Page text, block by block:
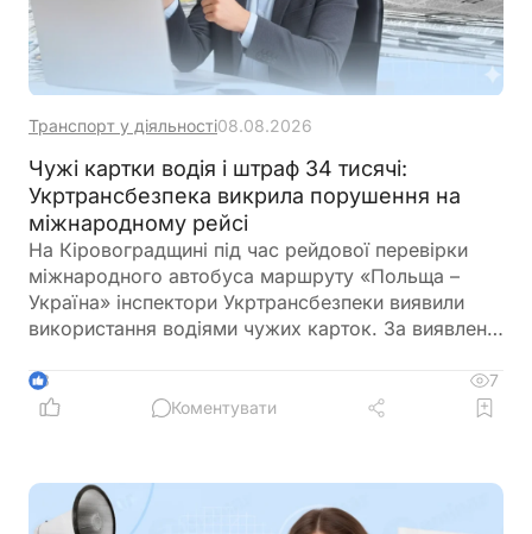
Транспорт у діяльності08.08.2026
Чужі картки водія і штраф 34 тисячі:
Укртрансбезпека викрила порушення на
міжнародному рейсі
На Кіровоградщині під час рейдової перевірки
міжнародного автобуса маршруту «Польща –
Україна» інспектори Укртрансбезпеки виявили
використання водіями чужих карток. За виявлене
34 тис. грн
3
7
Коментувати